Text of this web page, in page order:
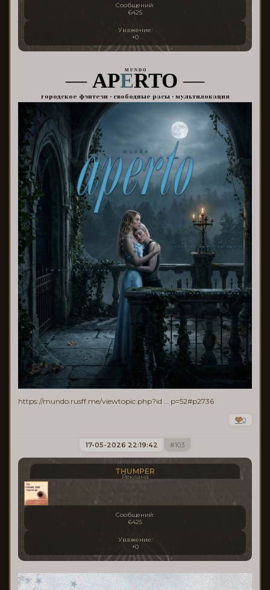
Сообщений:
6425
Уважение:
+0
M U N D O
— APERTO —
городское фэнтези • свободные расы • мультилокация
https://mundo.rusff.me/viewtopic.php?id … p=52#p2736
0
103
17-05-2026 22:19:42
THUMPER
Реклама
Сообщений:
6425
Уважение:
+0